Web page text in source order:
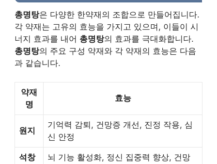
총명탕은 다양한 한약재의 조합으로 만들어집니다.
각 약재는 고유의 효능을 가지고 있으며, 이들이 시
너지 효과를 내어 총명탕의 효과를 극대화합니다.
총명탕의 주요 구성 약재와 각 약재의 효능은 다음
과 같습니다.
약재
명
효능
원지
기억력 감퇴, 건망증 개선, 진정 작용, 심
신 안정
석창
뇌 기능 활성화, 정신 집중력 향상, 건망